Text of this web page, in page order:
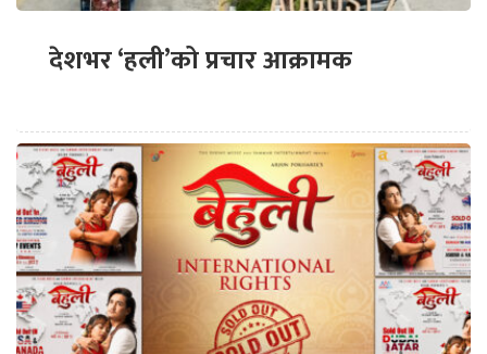
देशभर ‘हली’को प्रचार आक्रामक